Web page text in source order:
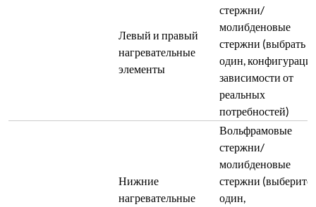
Левый и правый
нагревательные
элементы
стержни/
молибденовые
стержни (выбрать
один,
зависимости от
реальных
потребностей)
Нижние
нагревательные
Вольфрамовые
стержни/
молибденовые
стержни (выберите
один,